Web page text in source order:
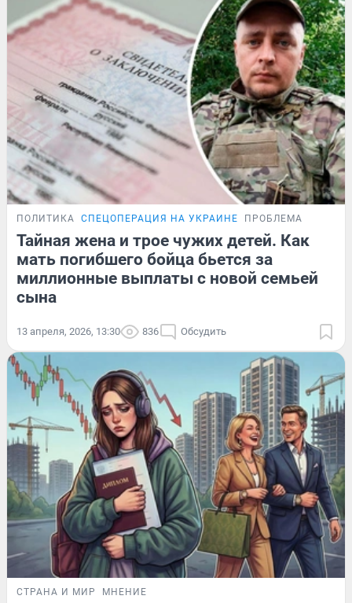
ПОЛИТИКА СПЕЦОПЕРАЦИЯ НА УКРАИНЕ ПРОБЛЕМА
Тайная жена и трое чужих детей. Как
мать погибшего бойца бьется за
миллионные выплаты с новой семьей
сына
13 апреля, 2026, 13:30 836 Обсудить
СТРАНА И МИР МНЕНИЕ